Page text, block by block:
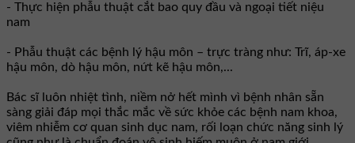
- Thực hiện phẫu thuật cắt bao quy đầu và ngoại tiết niệu
nam
- Phẫu thuật các bệnh lý hậu môn – trực tràng như: Trĩ, áp-xe
hậu môn, dò hậu môn, nứt kẽ hậu môn,...
Bác sĩ luôn nhiệt tình, niềm nở hết mình vì bệnh nhân sẵn
sàng giải đáp mọi thắc mắc về sức khỏe các bệnh nam khoa,
viêm nhiễm cơ quan sinh dục nam, rối loạn chức năng sinh lý